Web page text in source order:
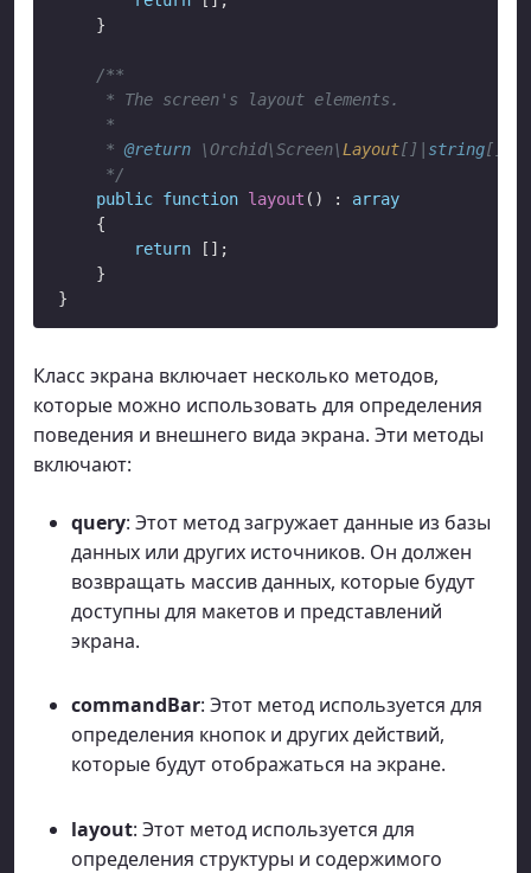
    }
/**
     * The screen's layout elements.
     *
     *
@return \Orchid\Screen\Layout[]| string[]
     */
public function layout () : array
    {
return [];
    }
Класс экрана включает несколько методов,
которые можно использовать для определения
поведения и внешнего вида экрана. Эти методы
включают:
query: Этот метод загружает данные из базы
данных или других источников. Он должен
возвращать массив данных, которые будут
доступны для макетов и представлений
экрана.
commandBar: Этот метод используется для
определения кнопок и других действий,
которые будут отображаться на экране.
layout: Этот метод используется для
определения структуры и содержимого